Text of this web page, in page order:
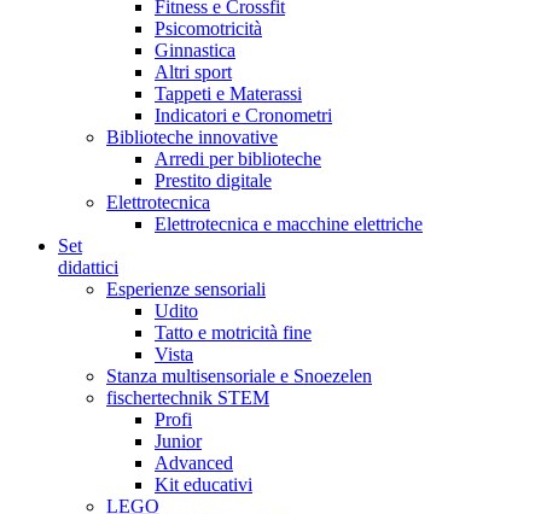
Fitness e Crossfit
Psicomotricità
Ginnastica
Altri sport
Tappeti e Materassi
Indicatori e Cronometri
Biblioteche innovative
Arredi per biblioteche
Prestito digitale
Elettrotecnica
Elettrotecnica e macchine elettriche
Set
didattici
Esperienze sensoriali
Udito
Tatto e motricità fine
Vista
Stanza multisensoriale e Snoezelen
fischertechnik STEM
Profi
Junior
Advanced
Kit educativi
LEGO